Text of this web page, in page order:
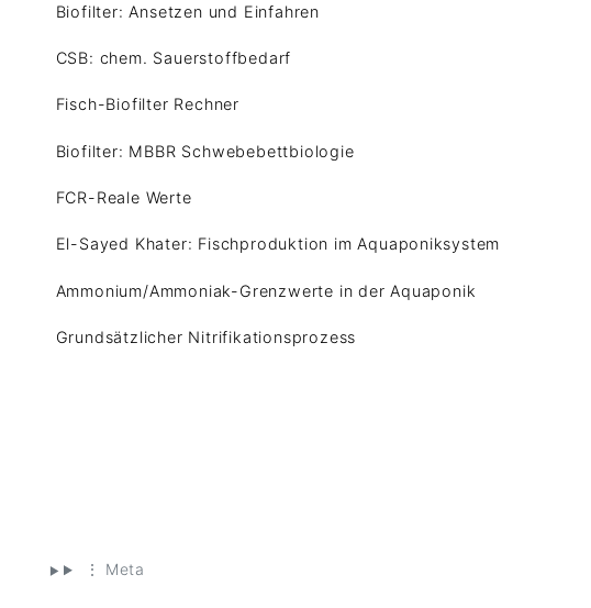
Biofilter: Ansetzen und Einfahren
CSB: chem. Sauerstoffbedarf
Fisch-Biofilter Rechner
Biofilter: MBBR Schwebebettbiologie
FCR-Reale Werte
El-Sayed Khater: Fischproduktion im Aquaponiksystem
Ammonium/Ammoniak-Grenzwerte in der Aquaponik
Grundsätzlicher Nitrifikationsprozess
⋮ Meta